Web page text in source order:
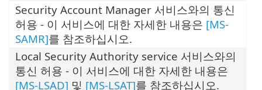
Security Account Manager 서비스와의 통신
허용 - 이 서비스에 대한 자세한 내용은 [MS-
SAMR]를 참조하십시오.
Local Security Authority service 서비스와의
통신 허용 - 이 서비스에 대한 자세한 내용은
[MS-LSAD] 및 [MS-LSAT]를 참조하십시오.